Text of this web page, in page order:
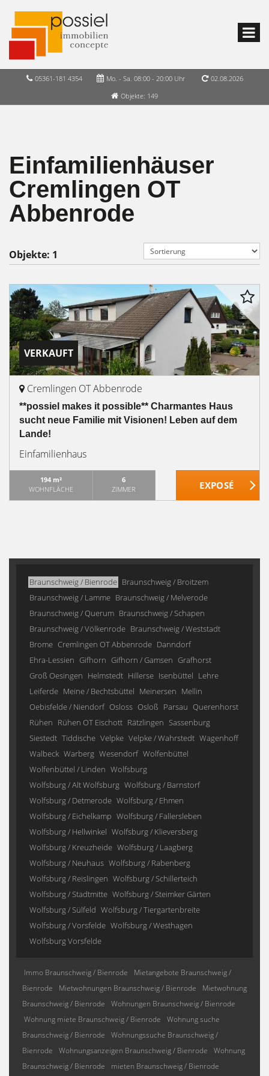
05361-181 4354 Mo. - Sa. 08:00 - 20:00 Uhr
02.08.2026
Objekte: 149
Einfamilienhäuser
Cremlingen OT
Abbenrode
Objekte: 1
VERKAUFT
Cremlingen OT Abbenrode
**possiel makes it possible** Charmantes Haus
sucht neue Familie mit Visionen! Leben auf dem
Lande!
Einfamilienhaus
194 m²
WOHNFLÄCHE
6
ZIMMER
Braunschweig / Bienrode Braunschweig / Broitzem
Braunschweig / Lamme Braunschweig / Melverode
Braunschweig / Querum Braunschweig / Schapen
Braunschweig / Völkenrode Braunschweig / Weststadt
Brome Cremlingen OT Abbenrode Danndorf
Ehra-Lessien Gifhorn Gifhorn / Gamsen Grafhorst
Groß Oesingen Helmstedt Hillerse Isenbüttel Lehre
Leiferde Meine / Bechtsbüttel Meinersen Mellin
Oebisfelde / Niendorf Osloss Osloß Parsau Querenhorst
Rühen Rühen OT Eischott Rätzlingen Sassenburg
Siestedt Tiddische Velpke Velpke / Wahrstedt Wagenhoff
Walbeck Warberg Wesendorf Wolfenbüttel
Wolfenbüttel / Linden Wolfsburg
Wolfsburg / Alt Wolfsburg Wolfsburg / Barnstorf
Wolfsburg / Detmerode Wolfsburg / Ehmen
Wolfsburg / Eichelkamp Wolfsburg / Fallersleben
Wolfsburg / Hellwinkel Wolfsburg / Klieversberg
Wolfsburg / Kreuzheide Wolfsburg / Laagberg
Wolfsburg / Neuhaus Wolfsburg / Rabenberg
Wolfsburg / Reislingen Wolfsburg / Schillerteich
Wolfsburg / Stadtmitte Wolfsburg / Steimker Gärten
Wolfsburg / Sülfeld Wolfsburg / Tiergartenbreite
Wolfsburg / Vorsfelde Wolfsburg / Westhagen
Wolfsburg Vorsfelde
Immo Braunschweig / Bienrode
Mietangebote Braunschweig /
Bienrode
Mietwohnungen Braunschweig / Bienrode
Mietwohnung
Braunschweig / Bienrode
Wohnungen Braunschweig / Bienrode
Wohnung miete Braunschweig / Bienrode
Wohnung suche
Braunschweig / Bienrode
Wohnungssuche Braunschweig /
Bienrode
Wohnungsanzeigen Braunschweig / Bienrode
Wohnung
Braunschweig / Bienrode
mieten Braunschweig / Bienrode